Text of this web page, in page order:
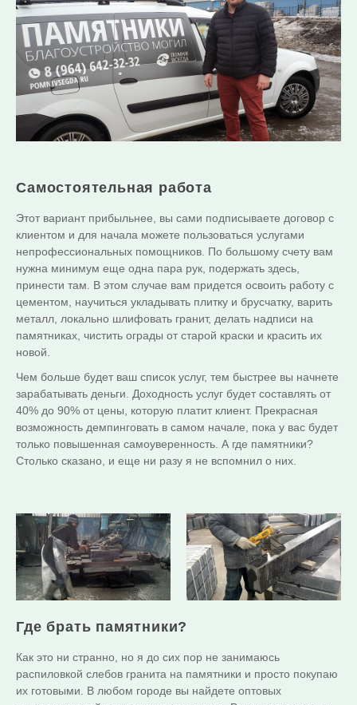
Самостоятельная работа
Этот вариант прибыльнее, вы сами подписываете договор с
клиентом и для начала можете пользоваться услугами
непрофессиональных помощников. По большому счету вам
нужна минимум еще одна пара рук, подержать здесь,
принести там. В этом случае вам придется освоить работу с
цементом, научиться укладывать плитку и брусчатку, варить
металл, локально шлифовать гранит, делать надписи на
памятниках, чистить ограды от старой краски и красить их
новой.
Чем больше будет ваш список услуг, тем быстрее вы начнете
зарабатывать деньги. Доходность услуг будет составлять от
40% до 90% от цены, которую платит клиент. Прекрасная
возможность демпинговать в самом начале, пока у вас будет
только повышенная самоуверенность. А где памятники?
Столько сказано, и еще ни разу я не вспомнил о них.
Где брать памятники?
Как это ни странно, но я до сих пор не занимаюсь
распиловкой слебов гранита на памятники и просто покупаю
их готовыми. В любом городе вы найдете оптовых